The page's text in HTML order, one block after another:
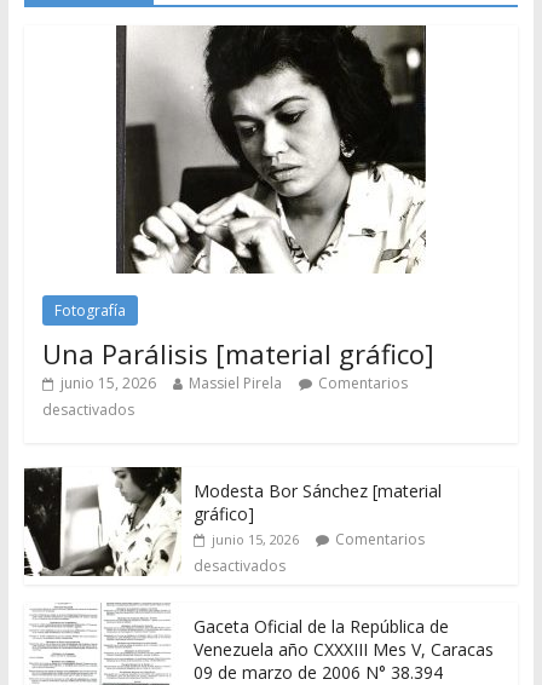
Fotografía
Una Parálisis [material gráfico]
junio 15, 2026 Massiel Pirela
Comentarios
desactivados
Modesta Bor Sánchez [material
gráfico]
junio 15, 2026
Comentarios
desactivados
Gaceta Oficial de la República de
Venezuela año CXXXIII Mes V, Caracas
09 de marzo de 2006 N° 38.394